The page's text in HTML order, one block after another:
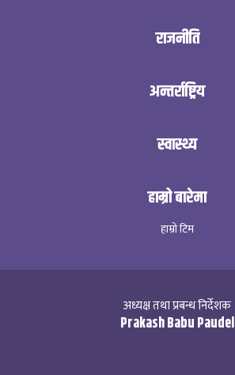
राजनीति
अन्तर्राष्ट्रिय
स्वास्थ्य
हाम्रो बारेमा
हाम्रो टिम
अध्यक्ष तथा प्रबन्ध निर्देशक
Prakash Babu Paudel